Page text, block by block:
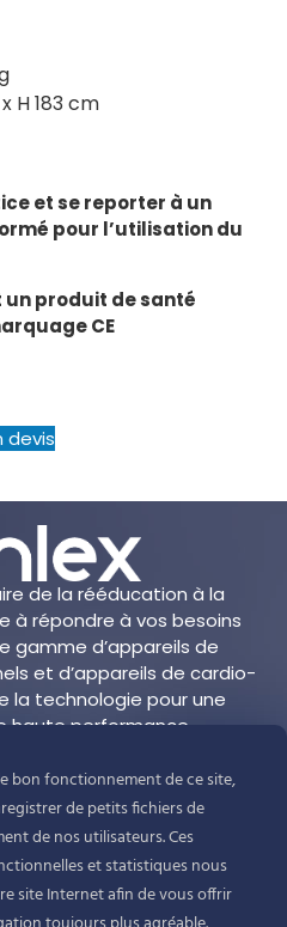
x H 183 cm
et se reporter à un
pour l’utilisation du
produit de santé
CE
devis
de la rééducation à la
à répondre à vos besoins
gamme d’appareils de
et d’appareils de cardio-
la technologie pour une
haute performance.
Vistel
Foy-Lès-Lyon
bon fonctionnement de ce site,
de petits fichiers de
de nos utilisateurs. Ces
et statistiques nous
site Internet afin de vous offrir